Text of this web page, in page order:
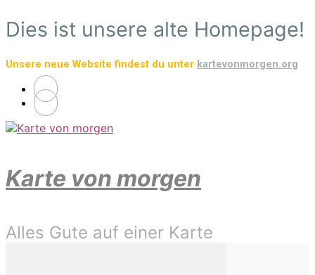
Zum
Hauptinhalt
Dies ist unsere alte Homepage!
Unsere neue Website findest du unter kartevonmorgen.org
Karte von morgen
Alles Gute auf einer Karte